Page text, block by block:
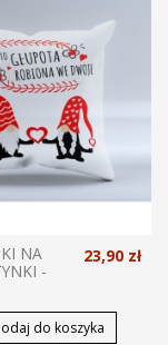
NA
-
23,90 zł
do koszyka